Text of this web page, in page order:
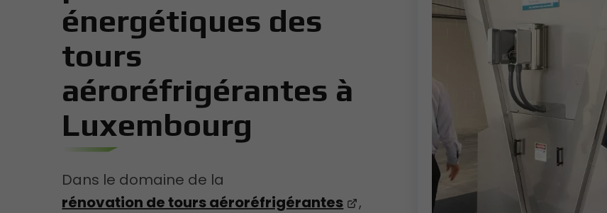
énergétiques des
tours
aéroréfrigérantes à
Luxembourg
Dans le domaine de la
rénovation de tours aéroréfrigérantes
,